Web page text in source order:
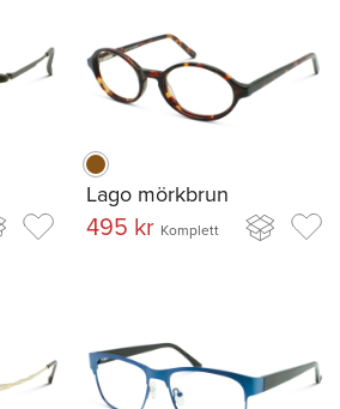
Lago mörkbrun
495 kr Komplett